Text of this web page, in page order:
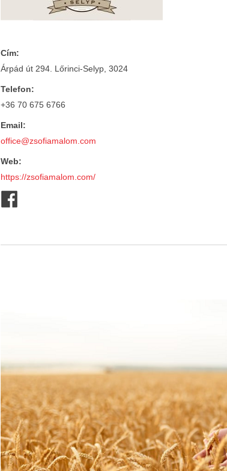
Cím:
Árpád út 294. Lőrinci-Selyp, 3024
Telefon:
+36 70 675 6766
Email:
office@zsofiamalom.com
Web:
https://zsofiamalom.com/